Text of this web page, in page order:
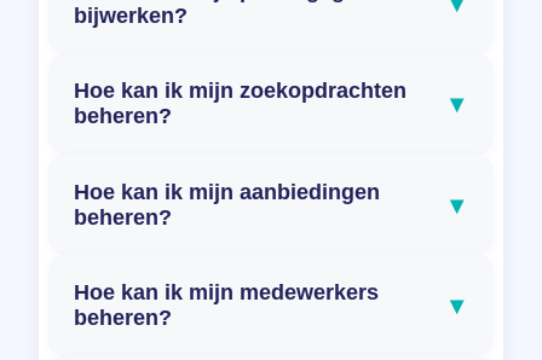
bijwerken?
Hoe kan ik mijn zoekopdrachten
beheren?
▾
Hoe kan ik mijn aanbiedingen
beheren?
▾
Hoe kan ik mijn medewerkers
beheren?
▾